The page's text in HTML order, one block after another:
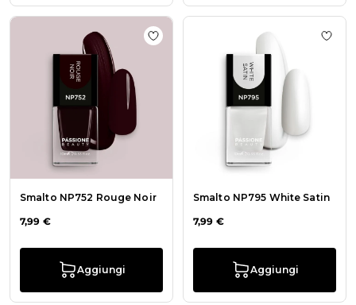
Smalto NP752 Rouge Noir
7,99 €
Aggiungi
Aggiungi alla wishlist Smalto
Smalto NP795 White Satin
7,99 €
Aggiungi